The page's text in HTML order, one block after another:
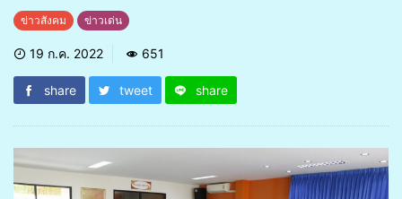
ข่าวสังคม ข่าวเด่น
19 ก.ค. 2022 651
share tweet share